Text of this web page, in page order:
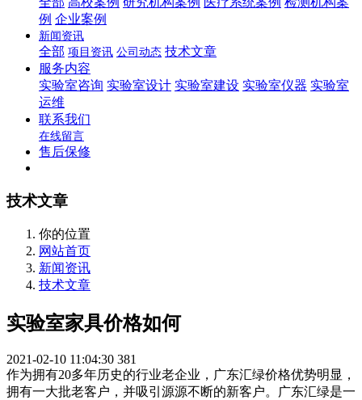
例 企业案例
新闻资讯
全部 项目资讯 公司动态 技术文章
服务内容
实验室咨询 实验室设计 实验室建设 实验室仪器 实验室
运维
联系我们
在线留言
售后保修
技术文章
你的位置
网站首页
新闻资讯
技术文章
实验室家具价格如何
2021-02-10 11:04:30 381
作为拥有20多年历史的行业老企业，广东汇绿价格优势明显，
拥有一大批老客户，并吸引源源不断的新客户。广东汇绿是一